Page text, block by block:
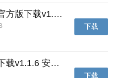
人生笔记app官方版下载v1.19.4 安卓版
下载
萝卜笔记app下载v1.1.6 安卓版
下载